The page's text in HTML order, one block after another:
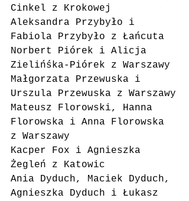
Cinkel z Krokowej
Aleksandra Przybyło i
Fabiola Przybyło z Łańcuta
Norbert Piórek i Alicja
Zielińśka-Piórek z Warszawy
Małgorzata Przewuska i
Urszula Przewuska z Warszawy
Mateusz Florowski, Hanna
Florowska i Anna Florowska
z Warszawy
Kacper Fox i Agnieszka
Żegleń z Katowic
Ania Dyduch, Maciek Dyduch,
Agnieszka Dyduch i Łukasz